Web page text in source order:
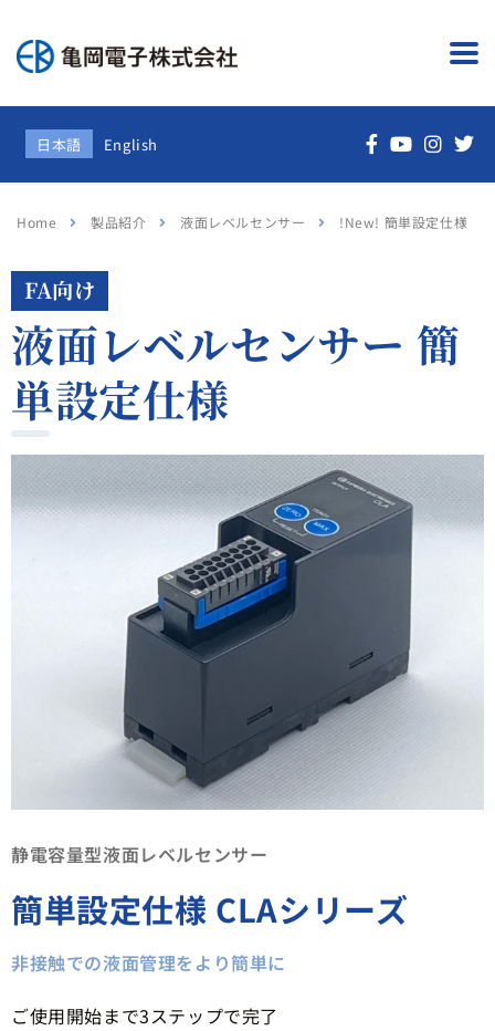
日本語 English
Home 製品紹介 液面レベルセンサー !New! 簡単設定仕様
FA向け
液面レベルセンサー 簡
単設定仕様
静電容量型液面レベルセンサー
簡単設定仕様 CLAシリーズ
非接触での液面管理をより簡単に
ご使用開始まで3ステップで完了